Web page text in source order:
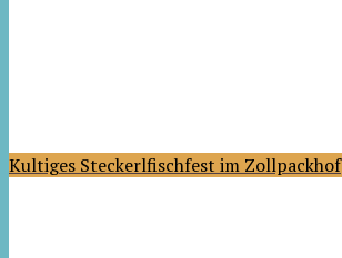
Kultiges Steckerlfischfest im Zollpackhof